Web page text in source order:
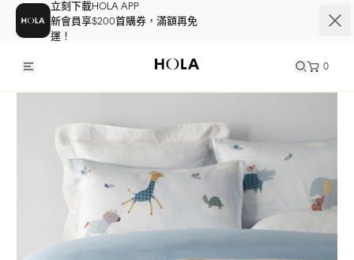
立刻下載HOLA APP
新會員享$200首購券，滿額再免
運！
0